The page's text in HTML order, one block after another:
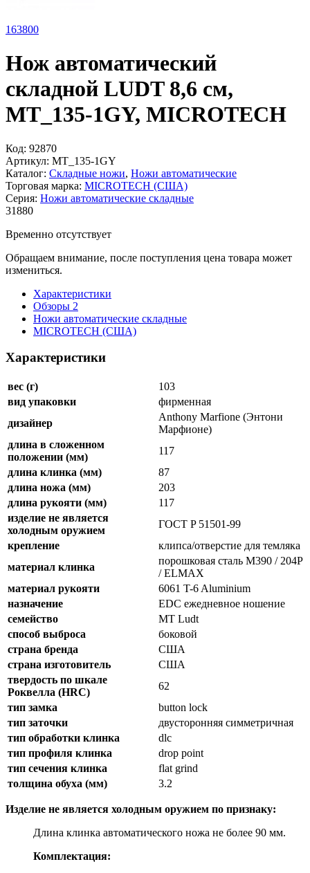
163800
Нож автоматический
складной LUDT 8,6 см,
MT_135-1GY, MICROTECH
Код: 92870
Артикул: MT_135-1GY
Каталог: Складные ножи, Ножи автоматические
Торговая марка: MICROTECH (США)
Серия: Ножи автоматические складные
31880
Временно отсутствует
Обращаем внимание, после поступления цена товара может
измениться.
Характеристики
Обзоры 2
Ножи автоматические складные
MICROTECH (США)
Характеристики
вес (г)
103
вид упаковки
фирменная
дизайнер
Anthony Marfione (Энтони
Марфионе)
длина в сложенном
положении (мм)
117
длина клинка (мм)
87
длина ножа (мм)
203
длина рукояти (мм)
117
изделие не является
холодным оружием
ГОСТ P 51501-99
крепление
клипса/отверстие для темляка
материал клинка
порошковая сталь M390 / 204P
/ ELMAX
материал рукояти
6061 T-6 Aluminium
назначение
EDC ежедневное ношение
семейство
MT Ludt
способ выброса
боковой
страна бренда
США
страна изготовитель
США
твердость по шкале
Роквелла (HRC)
62
тип замка
button lock
тип заточки
двусторонняя симметричная
тип обработки клинка
dlc
тип профиля клинка
drop point
тип сечения клинка
flat grind
толщина обуха (мм)
3.2
Изделие не является холодным оружием по признаку:
Длина клинка автоматического ножа не более 90 мм.
Комплектация: